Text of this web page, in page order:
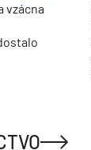
vzácna